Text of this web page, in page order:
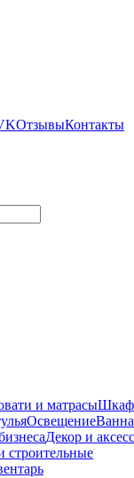
ОтзывыКонтакты
и матрасы
Освещение
Декор и
строительные